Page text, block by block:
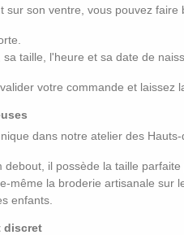
son ventre, vous pouvez faire
sa taille, l'heure et sa date de
votre commande et laissez
dans notre atelier des
il possède la taille
même la broderie artisanale sur
enfants.
discret